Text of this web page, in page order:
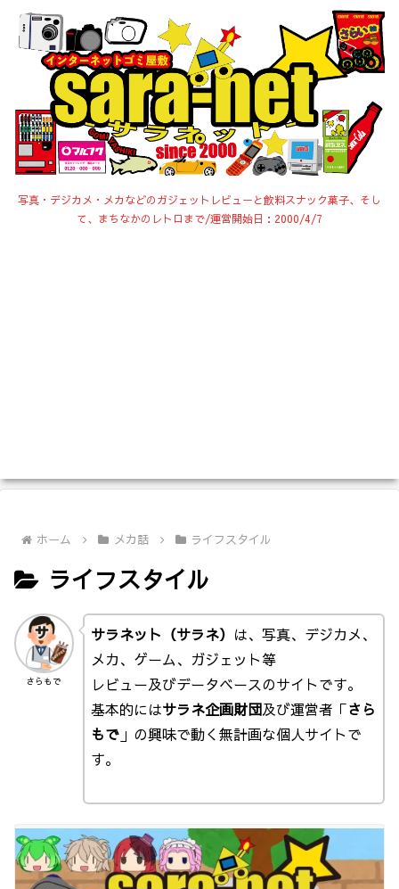
写真・デジカメ・メカなどのガジェットレビューと飲料スナック菓子、そし
て、まちなかのレトロまで/運営開始日：2000/4/7
ホーム メカ話 ライフスタイル
ライフスタイル
さらもで
サラネット（サラネ） は、写真、デジカメ、
メカ、ゲーム、ガジェット等
レビュー及びデータベースのサイトです。
基本的にはサラネ企画財団及び運営者「さら
もで」の興味で動く無計画な個人サイトで
す。